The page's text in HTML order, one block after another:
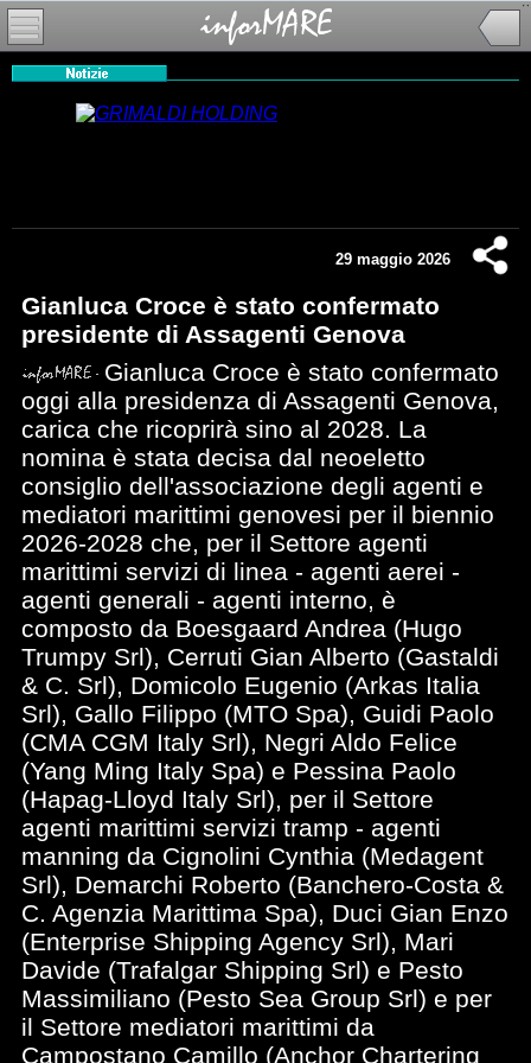
29 maggio 2026
Gianluca Croce è stato confermato
presidente di Assagenti Genova
Gianluca Croce è stato confermato
oggi alla presidenza di Assagenti Genova,
carica che ricoprirà sino al 2028. La
nomina è stata decisa dal neoeletto
consiglio dell'associazione degli agenti e
mediatori marittimi genovesi per il biennio
2026-2028 che, per il Settore agenti
marittimi servizi di linea - agenti aerei -
agenti generali - agenti interno, è
composto da Boesgaard Andrea (Hugo
Trumpy Srl), Cerruti Gian Alberto (Gastaldi
& C. Srl), Domicolo Eugenio (Arkas Italia
Srl), Gallo Filippo (MTO Spa), Guidi Paolo
(CMA CGM Italy Srl), Negri Aldo Felice
(Yang Ming Italy Spa) e Pessina Paolo
(Hapag-Lloyd Italy Srl), per il Settore
agenti marittimi servizi tramp - agenti
manning da Cignolini Cynthia (Medagent
Srl), Demarchi Roberto (Banchero-Costa &
C. Agenzia Marittima Spa), Duci Gian Enzo
(Enterprise Shipping Agency Srl), Mari
Davide (Trafalgar Shipping Srl) e Pesto
Massimiliano (Pesto Sea Group Srl) e per
il Settore mediatori marittimi da
Campostano Camillo (Anchor Chartering